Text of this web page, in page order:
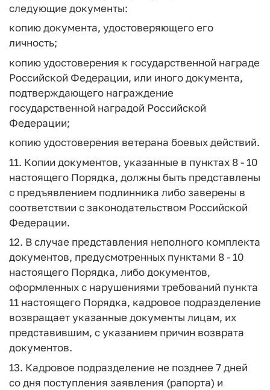
следующие документы:
копию документа, удостоверяющего его
личность;
копию удостоверения к государственной награде
Российской Федерации, или иного документа,
подтверждающего награждение
государственной наградой Российской
Федерации;
копию удостоверения ветерана боевых действий.
11. Копии документов, указанные в пунктах 8 - 10
настоящего Порядка, должны быть представлены
с предъявлением подлинника либо заверены в
соответствии с законодательством Российской
Федерации.
12. В случае представления неполного комплекта
документов, предусмотренных пунктами 8 - 10
настоящего Порядка, либо документов,
оформленных с нарушениями требований пункта
11 настоящего Порядка, кадровое подразделение
возвращает указанные документы лицам, их
представившим, с указанием причин возврата
документов.
13. Кадровое подразделение не позднее 7 дней
со дня поступления заявления (рапорта) и